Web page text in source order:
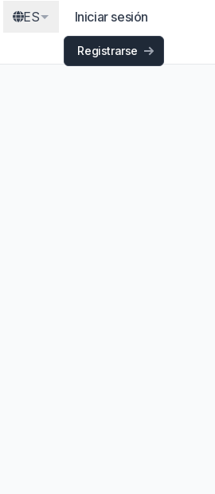
ES Iniciar sesión
Registrarse